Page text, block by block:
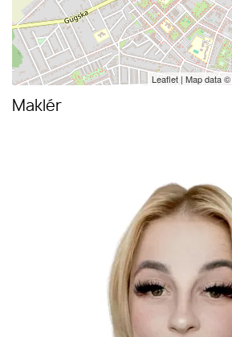
Leaflet | Map data ©
Maklér